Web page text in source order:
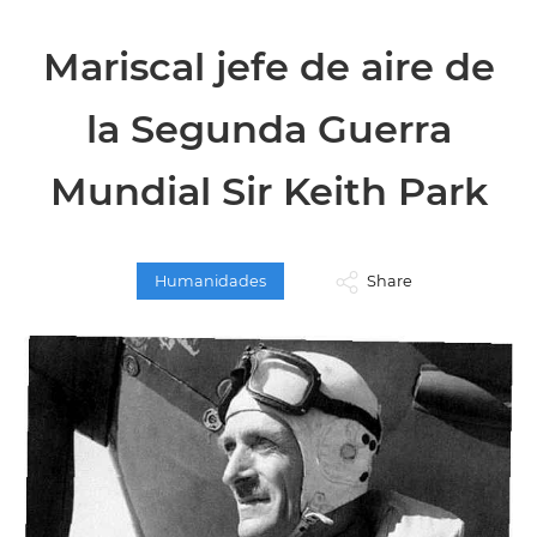
Mariscal jefe de aire de
la Segunda Guerra
Mundial Sir Keith Park
Humanidades Share